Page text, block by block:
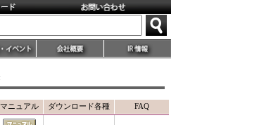
マニュアル ダウンロード各種 FAQ